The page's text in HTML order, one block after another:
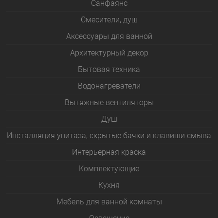
Санфаянс
Смесители, душ
Аксессуары для ванной
Архитектурный декор
Бытовая техника
Водонагреватели
Вытяжные вентиляторы
Душ
Инсталляция унитаза, скрытые бачки и клавиши смыва
Интерьерная краска
Комплектующие
Кухня
Мебель для ванной комнаты